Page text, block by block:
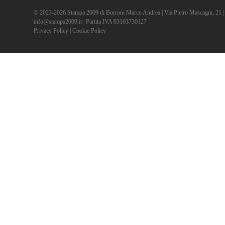
© 2023-2026 Stampa 2009 di Borroni Marco Andrea | Via Pietro Mascagni, 21
info@stampa2009.it | Partita IVA 03103730127
Privacy Policy |Cookie Policy